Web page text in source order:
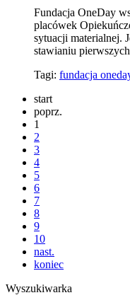
Fundacja OneDay
placówek
sytuacji materialnej.
stawianiu
Tagi: fundacja
start
poprz.
1
2
3
4
5
6
7
8
9
10
nast.
koniec
Wyszukiwarka